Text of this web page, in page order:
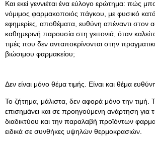
Και εκεί γεννιέται ένα εύλογο ερώτημα: πώς
νόμιμος φαρμακοποιός πάγκου, με φυσικό
εφημερίες, αποθέματα, ευθύνη απέναντι στον
καθημερινή παρουσία στη γειτονιά, όταν
τιμές που δεν ανταποκρίνονται στην
βιώσιμου φαρμακείου;
Δεν είναι μόνο θέμα τιμής. Είναι και θέμα
Το ζήτημα, μάλιστα, δεν αφορά μόνο την τιμή.
επισημάνει και σε προηγούμενη ανάρτηση για
διαδικτύου και την παραλαβή προϊόντων
ειδικά σε συνθήκες υψηλών θερμοκρασιών.